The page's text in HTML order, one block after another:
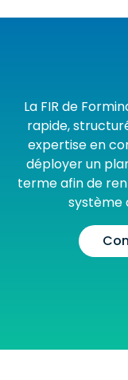
La FIR de
rapide,
expertise en
déployer un
terme afin de
système